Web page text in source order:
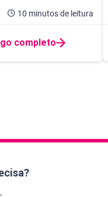
7 de agosto de 2026
10 minutosde leitura
completo